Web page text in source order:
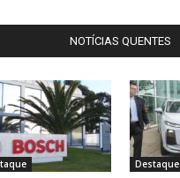
NOTÍCIAS QUENTES
Destaque